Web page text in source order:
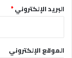
البريد الإلكتروني*
الموقع الإلكتروني